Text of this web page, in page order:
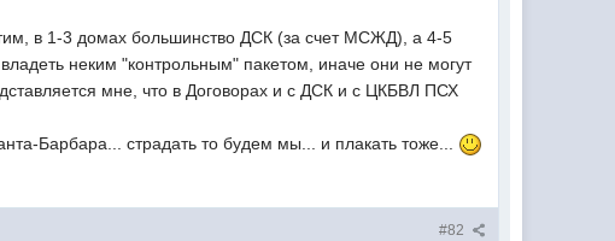
в 1-3 домах большинство ДСК (за счет МСЖД), а 4-5
неким "контрольным" пакетом, иначе они не могут
мне, что в Договорах и с ДСК и с ЦКБВЛ ПСХ
Барбара... страдать то будем мы... и плакать тоже...
#82